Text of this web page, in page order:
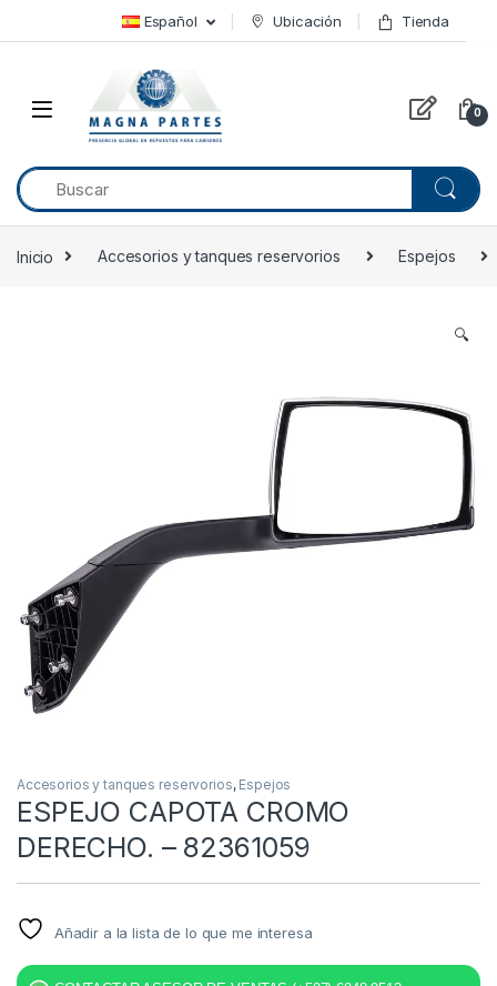
Skip to navigation Español Ubicación Tienda
0
Inicio Accesorios y tanques reservorios Espejos
🔍
Accesorios y tanques reservorios, Espejos
ESPEJO CAPOTA CROMO
DERECHO. – 82361059
Añadir a la lista de lo que me interesa